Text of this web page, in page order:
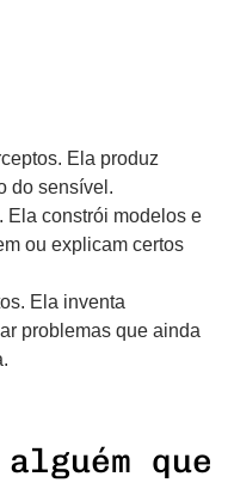
Ela produz
do sensível.
Ela constrói modelos e
ou explicam certos
Ela inventa
problemas que ainda
que